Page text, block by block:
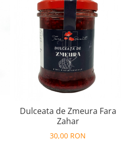
Dulceata de Zmeura Fara
Zahar
30,00 RON